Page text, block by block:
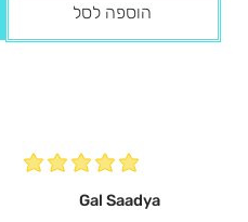
הוספה לסל
Gal Saadya